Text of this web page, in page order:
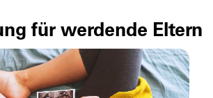
für werdende Eltern